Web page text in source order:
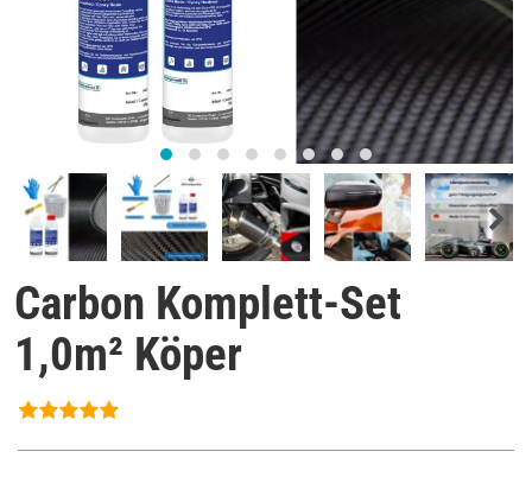
Carbon Komplett-Set
1,0m² Köper